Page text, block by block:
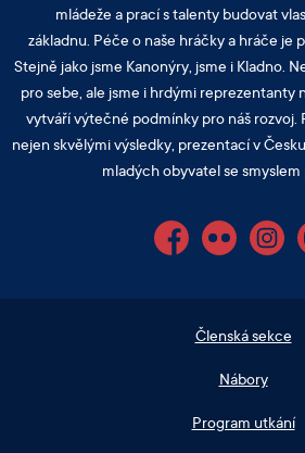
mládeže a prací s talenty budovat
základnu. Péče o naše hráčky a hráče je
Stejně jako jsme Kanonýry, jsme i Kladno.
pro sebe, ale jsme i hrdými reprezentanty
vytváří výtečné podmínky pro náš rozvoj.
nejen skvělými výsledky, prezentací v
mladých obyvatel se smyslem
FacebookFlickr
Členská sekce
Nábory
Program utkání